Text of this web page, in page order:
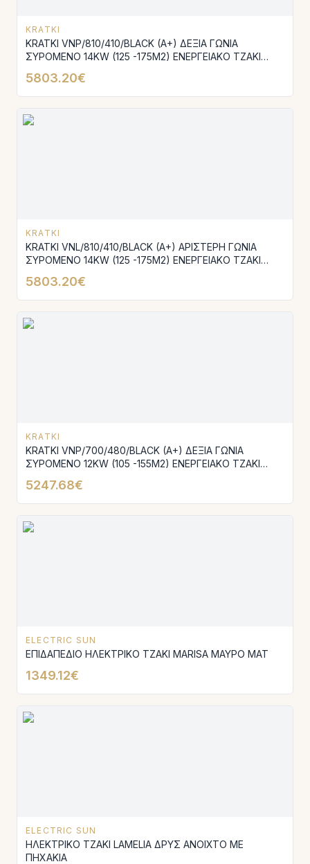
KRATKI
KRATKI VNP/810/410/BLACK (A+) ΔΕΞΙΑ ΓΩΝΙΑ
ΣΥΡΟΜΕΝΟ 14KW (125 -175M2) ΕΝΕΡΓΕΙΑΚΟ ΤΖΑΚΙ
5803.20€
KRATKI
KRATKI VNL/810/410/BLACK (A+) ΑΡΙΣΤΕΡΗ ΓΩΝΙΑ
ΣΥΡΟΜΕΝΟ 14KW (125 -175M2) ΕΝΕΡΓΕΙΑΚΟ ΤΖΑΚΙ
5803.20€
KRATKI
KRATKI VNP/700/480/BLACK (A+) ΔΕΞΙΑ ΓΩΝΙΑ
ΣΥΡΟΜΕΝΟ 12KW (105 -155M2) ΕΝΕΡΓΕΙΑΚΟ ΤΖΑΚΙ
5247.68€
ELECTRIC SUN
ΕΠΙΔΑΠΕΔΙΟ ΗΛΕΚΤΡΙΚΟ ΤΖΑΚΙ MARISA ΜΑΥΡΟ MAT
1349.12€
ELECTRIC SUN
ΗΛΕΚΤΡΙΚΟ ΤΖΑΚΙ LAMELIA ΔΡΥΣ ΑΝΟΙΧΤΟ ΜΕ
ΠΗΧΑΚΙΑ